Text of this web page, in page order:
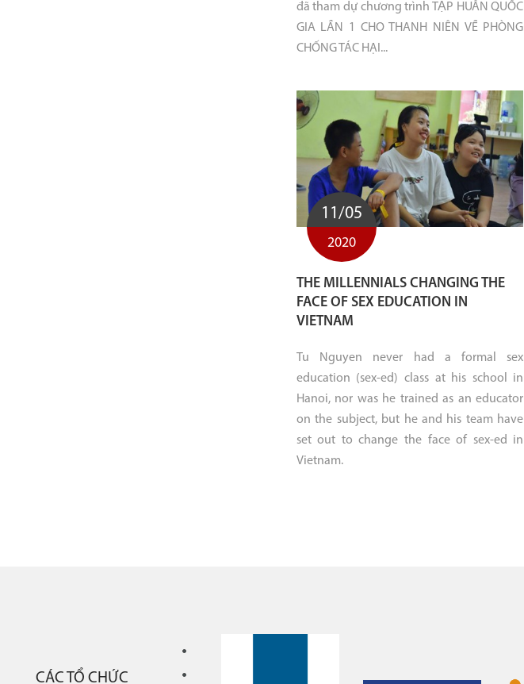
đã tham dự chương trình TẬP HUẤN QUỐC
GIA LẦN 1 CHO THANH NIÊN VỀ PHÒNG
CHỐNG TÁC HẠI...
11/05
2020
THE MILLENNIALS CHANGING THE
FACE OF SEX EDUCATION IN
VIETNAM
Tu Nguyen never had a formal sex
education (sex-ed) class at his school in
Hanoi, nor was he trained as an educator
on the subject, but he and his team have
set out to change the face of sex-ed in
Vietnam.
CÁC TỔ CHỨC